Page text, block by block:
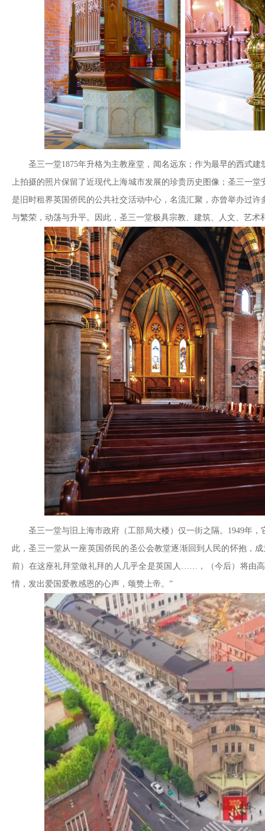
圣三一堂1875年升格为主教座堂，闻名远东；作为最早的西式
上拍摄的照片保留了近现代上海城市发展的珍贵历史图像；圣三一
是旧时租界英国侨民的公共社交活动中心，名流汇聚，亦曾举办过
与繁荣，动荡与升平。因此，圣三一堂极具宗教、建筑、人文、艺术
圣三一堂与旧上海市政府（工部局大楼）仅一街之隔。1949年
此，圣三一堂从一座英国侨民的圣公会教堂逐渐回到人民的怀抱，
前）在这座礼拜堂做礼拜的人几乎全是英国人……，（今后）将由
情，发出爱国爱教感恩的心声，颂赞上帝。”